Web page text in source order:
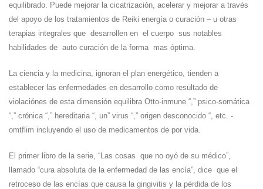
equilibrado. Puede mejorar la cicatrización, acelerar y mejorar a través
del apoyo de los tratamientos de Reiki energía o curación – u otras
terapias integrales que desarrollen en el cuerpo sus notables
habilidades de auto curación de la forma mas óptima.
La ciencia y la medicina, ignoran el plan energético, tienden a
establecer las enfermedades en desarrollo como resultado de
violaciónes de esta dimensión equilibra Otto-inmune “,” psico-somática
“,” crónica “,” hereditaria “, un” virus “,” origen desconocido “, etc. -
omtflim incluyendo el uso de medicamentos de por vida.
El primer libro de la serie, “Las cosas que no oyó de su médico”,
llamado “cura absoluta de la enfermedad de las encía”, dice que el
retroceso de las encías que causa la gingivitis y la pérdida de los